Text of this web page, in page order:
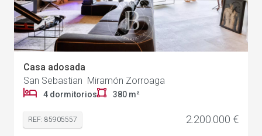
Casa adosada
San Sebastian Miramón Zorroaga
4 dormitorios 380 m²
REF: 85905557 2.200.000 €